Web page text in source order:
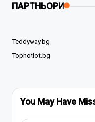
ПАРТНЬОРИ
Teddyway.bg
Tophotlot.bg
You May Have